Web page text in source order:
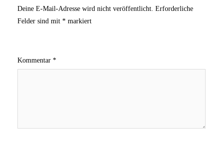
Deine E-Mail-Adresse wird nicht veröffentlicht. Erforderliche
Felder sind mit * markiert
Kommentar *